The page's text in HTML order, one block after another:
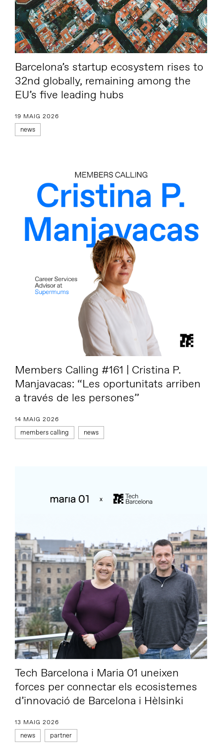
Barcelona’s startup ecosystem rises to
32nd globally, remaining among the
EU’s five leading hubs
19 MAIG 2026
news
Members Calling #161 | Cristina P.
Manjavacas: “Les oportunitats arriben
a través de les persones”
14 MAIG 2026
members calling news
Tech Barcelona i Maria 01 uneixen
forces per connectar els ecosistemes
d’innovació de Barcelona i Hèlsinki
13 MAIG 2026
news partner